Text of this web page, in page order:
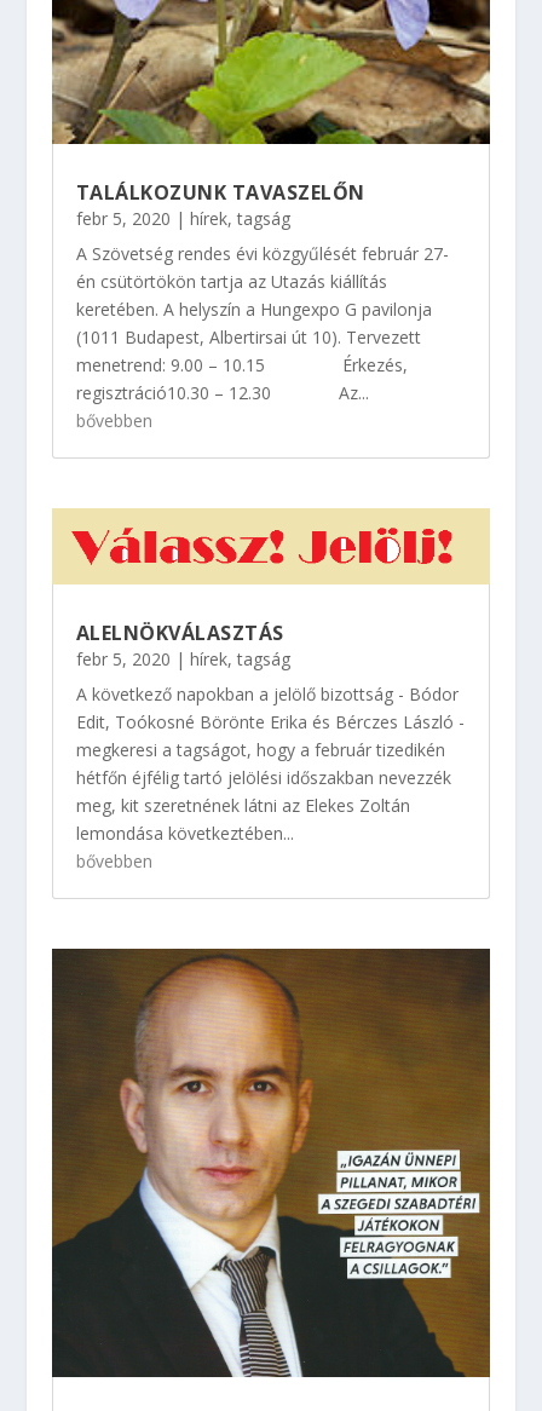
TALÁLKOZUNK TAVASZELŐN
febr 5, 2020 | hírek,tagság
A Szövetség rendes évi közgyűlését február 27-
én csütörtökön tartja az Utazás kiállítás
keretében. A helyszín a Hungexpo G pavilonja
(1011 Budapest, Albertirsai út 10). Tervezett
menetrend: 9.00 – 10.15 Érkezés,
regisztráció10.30 – 12.30 Az...
bővebben
ALELNÖKVÁLASZTÁS
febr 5, 2020 | hírek,tagság
A következő napokban a jelölő bizottság - Bódor
Edit, Toókosné Börönte Erika és Bérczes László -
megkeresi a tagságot, hogy a február tizedikén
hétfőn éjfélig tartó jelölési időszakban nevezzék
meg, kit szeretnének látni az Elekes Zoltán
lemondása következtében...
bővebben